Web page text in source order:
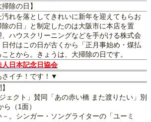
除の日】
れを落としてきれいに新年を迎えてもらお
の日」と制定したのは大阪市に本店を置
ハウスクリーニングなどを手がける株式会
付はこの日が古くから「正月事始め・煤払
とから。きょうは、大掃除の日です。
人日本記念日協会
イチ！です！▼
ェクト」賛同「あの赤い橋 また渡りたい」別
（1面）
。シンガー・ソングライターの「ユーミ